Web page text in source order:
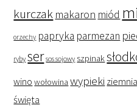
kurczak makaron miód
orzechy papryka parmezan
ryby ser sos sojowy szpinak
wino wołowina wypieki
święta